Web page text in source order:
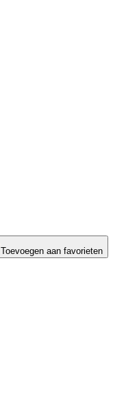
Toevoegen aan favorieten